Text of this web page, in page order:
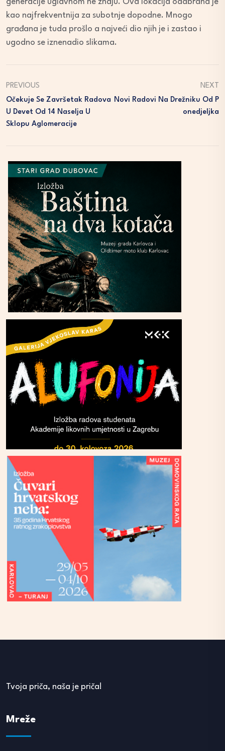
kao najfrekventnija za subotnje dopodne. Mnogo
građana je tuda prošlo a najveći dio njih je i zastao i
ugodno se iznenadio slikama.
PREVIOUS
Očekuje Se Završetak Radova
U Devet Od 14 Naselja U
Sklopu Aglomeracije
NEXT
Novi Radovi Na Drežniku Od P
Onedjeljka
Tvoja priča, naša je priča!
Mreže